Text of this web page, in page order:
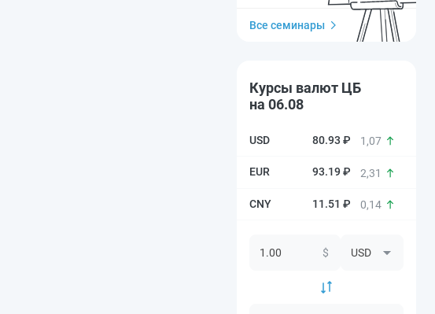
Все семинары
Курсы валют ЦБ
на 06.08
80.93 ₽ 1,07
93.19 ₽ 2,31
11.51 ₽ 0,14
$